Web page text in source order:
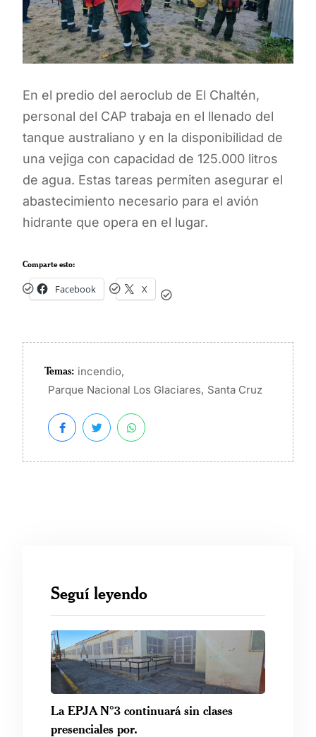
En el predio del aeroclub de El Chaltén,
personal del CAP trabaja en el llenado del
tanque australiano y en la disponibilidad de
una vejiga con capacidad de 125.000 litros
de agua. Estas tareas permiten asegurar el
abastecimiento necesario para el avión
hidrante que opera en el lugar.
Comparte esto:
Facebook X
Temas: incendio,
Parque Nacional Los Glaciares, Santa Cruz
Seguí leyendo
La EPJA N°3 continuará sin clases
presenciales por.